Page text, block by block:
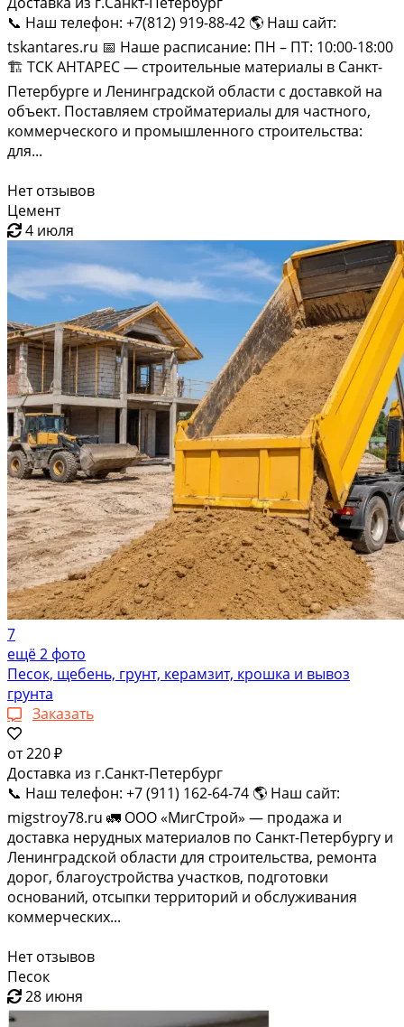
📞 Наш телефон: +7(812) 919-88-42 🌎 Наш сайт:
tskantares.ru 📅 Наше расписание: ПН – ПТ: 10:00-18:00
🏗 ТСК АНТАРЕС — строительные материалы в Санкт-
Петербурге и Ленинградской области с доставкой на
объект. Поставляем стройматериалы для частного,
коммерческого и промышленного строительства:
для...
Нет отзывов
Цемент
4 июля
7
ещё 2 фото
Песок, щебень, грунт, керамзит, крошка и вывоз
грунта
Заказать
от220 ₽
Доставка из г.Санкт-Петербург
📞 Наш телефон: +7 (911) 162‑64‑74 🌎 Наш сайт:
migstroy78.ru 🚛 ООО «МигСтрой» — продажа и
доставка нерудных материалов по Санкт-Петербургу и
Ленинградской области для строительства, ремонта
дорог, благоустройства участков, подготовки
оснований, отсыпки территорий и обслуживания
коммерческих...
Нет отзывов
Песок
28 июня